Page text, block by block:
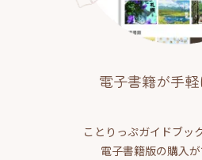
電子書籍が手軽
ことりっぷガイドブッ
電子書籍版の購入が